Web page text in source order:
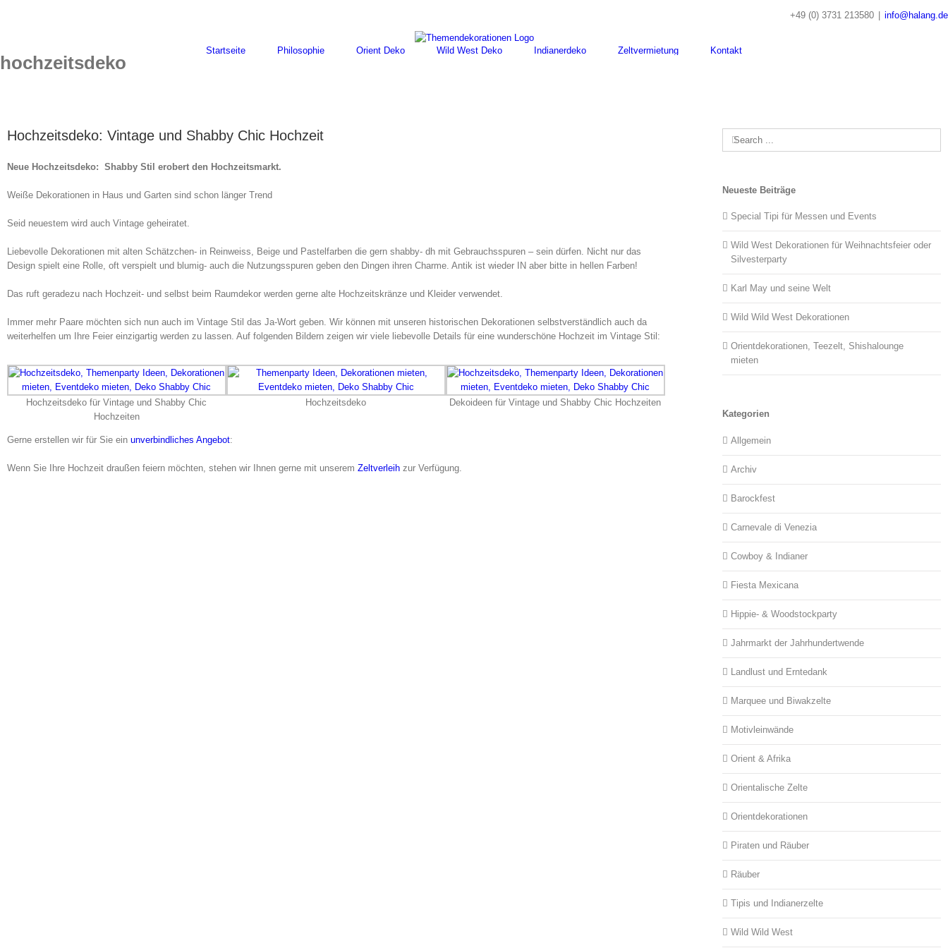
+49 (0) 3731 213580 info@halang.de
Startseite Philosophie Orient Deko Wild West Deko Indianerdeko Zeltvermietung Kontakt
hochzeitsdeko
Hochzeitsdeko: Vintage und Shabby Chic Hochzeit
Neue Hochzeitsdeko: Shabby Stil erobert den Hochzeitsmarkt.
Weiße Dekorationen in Haus und Garten sind schon länger Trend
Seid neuestem wird auch Vintage geheiratet.
Liebevolle Dekorationen mit alten Schätzchen- in Reinweiss, Beige und Pastelfarben die gern shabby- dh mit Gebrauchsspuren – sein dürfen. Nicht nur das
Design spielt eine Rolle, oft verspielt und blumig- auch die Nutzungsspuren geben den Dingen ihren Charme. Antik ist wieder IN aber bitte in hellen Farben!
Das ruft geradezu nach Hochzeit- und selbst beim Raumdekor werden gerne alte Hochzeitskränze und Kleider verwendet.
Immer mehr Paare möchten sich nun auch im Vintage Stil das Ja-Wort geben. Wir können mit unseren historischen Dekorationen selbstverständlich auch da
weiterhelfen um Ihre Feier einzigartig werden zu lassen. Auf folgenden Bildern zeigen wir viele liebevolle Details für eine wunderschöne Hochzeit im Vintage Stil:
Hochzeitsdeko für Vintage und Shabby Chic
Hochzeiten
Hochzeitsdeko Dekoideen für Vintage und Shabby Chic Hochzeiten
Gerne erstellen wir für Sie ein unverbindliches Angebot:
Wenn Sie Ihre Hochzeit draußen feiern möchten, stehen wir Ihnen gerne mit unserem Zeltverleih zur Verfügung.
Search
for:
Neueste Beiträge
Special Tipi für Messen und Events
Wild West Dekorationen für Weihnachtsfeier oder
Silvesterparty
Karl May und seine Welt
Wild Wild West Dekorationen
Orientdekorationen, Teezelt, Shishalounge
mieten
Kategorien
Allgemein
Archiv
Barockfest
Carnevale di Venezia
Cowboy & Indianer
Fiesta Mexicana
Hippie- & Woodstockparty
Jahrmarkt der Jahrhundertwende
Landlust und Erntedank
Marquee und Biwakzelte
Motivleinwände
Orient & Afrika
Orientalische Zelte
Orientdekorationen
Piraten und Räuber
Räuber
Tipis und Indianerzelte
Wild Wild West